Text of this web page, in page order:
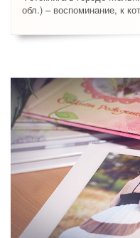
обл.) – воспоминание, к